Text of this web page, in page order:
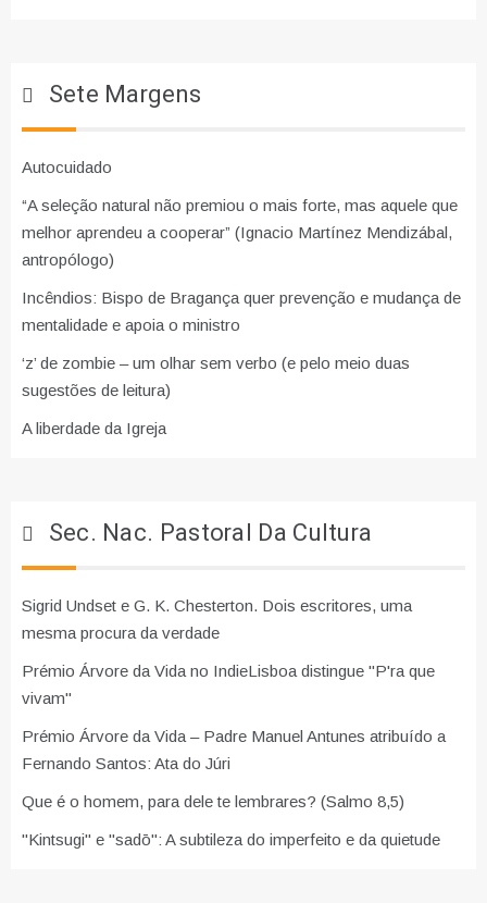
Sete Margens
Autocuidado
“A seleção natural não premiou o mais forte, mas aquele que
melhor aprendeu a cooperar” (Ignacio Martínez Mendizábal,
antropólogo)
Incêndios: Bispo de Bragança quer prevenção e mudança de
mentalidade e apoia o ministro
‘z’ de zombie – um olhar sem verbo (e pelo meio duas
sugestões de leitura)
A liberdade da Igreja
Sec. Nac. Pastoral Da Cultura
Sigrid Undset e G. K. Chesterton. Dois escritores, uma
mesma procura da verdade
Prémio Árvore da Vida no IndieLisboa distingue "P'ra que
vivam"
Prémio Árvore da Vida – Padre Manuel Antunes atribuído a
Fernando Santos: Ata do Júri
Que é o homem, para dele te lembrares? (Salmo 8,5)
"Kintsugi" e "sadō": A subtileza do imperfeito e da quietude